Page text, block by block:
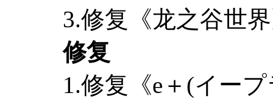
3.修复《龙之谷世
修复
1.修复《e＋(イー